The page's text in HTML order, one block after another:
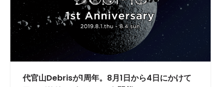
代官山Debrisが1周年。8月1日から4日にかけて